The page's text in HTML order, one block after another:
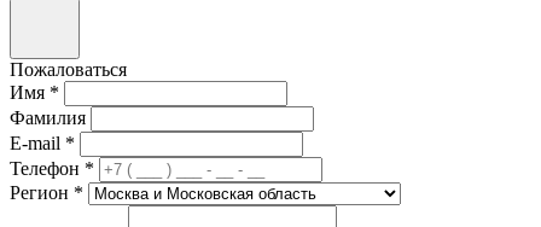
Пожаловаться
Имя *
Фамилия
E-mail *
Телефон *
Регион *